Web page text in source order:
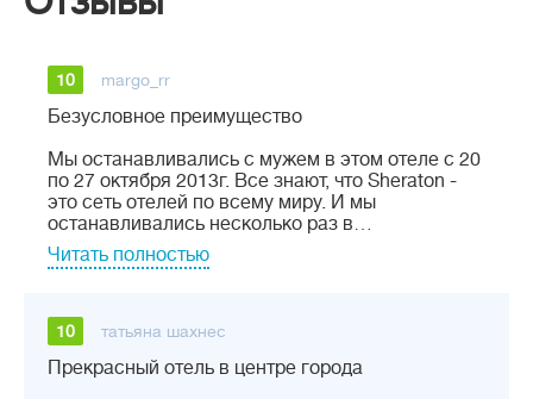
10 margo_rr
Безусловное преимущество
Мы останавливались с мужем в этом отеле с 20
по 27 октября 2013г. Все знают, что Sheraton -
это сеть отелей по всему миру. И мы
останавливались несколько раз в…
Читать полностью
10 татьяна шахнес
Прекрасный отель в центре города